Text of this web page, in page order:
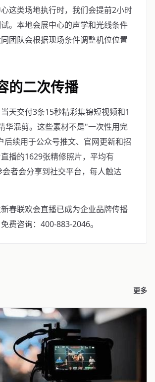
这类场地执行时，我们会提前2小时
。本地会展中心的声学和光线条件
团队会根据现场条件调整机位位置
的二次传播
天交付3条15秒精彩集锦短视频和1
华混剪。这些素材不是"一次性用完
续用于公众号推文、官网更新和招
播的1629张精修照片，平均有
会者会分享到社交平台，每人触达
春联欢会直播已成为企业品牌传播
费咨询：400-883-2046。
更多